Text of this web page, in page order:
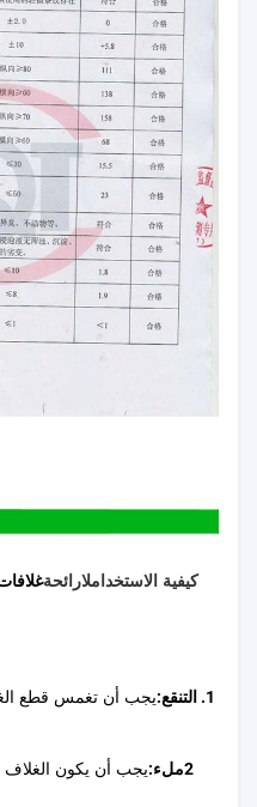
كيفية الاستخداملارائحة
1. التنقع:
يجب أن تغمس قطع
2ملء: